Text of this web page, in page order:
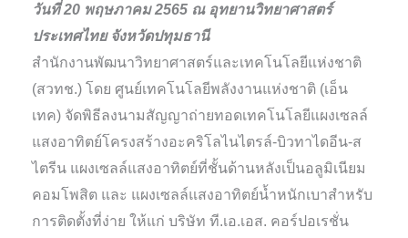
วันที่ 20 พฤษภาคม 2565 ณ อุทยานวิทยาศาสตร์
ประเทศไทย จังหวัดปทุมธานี
สำนักงานพัฒนาวิทยาศาสตร์และเทคโนโลยีแห่งชาติ
(สวทช.) โดย ศูนย์เทคโนโลยีพลังงานแห่งชาติ (เอ็น
เทค) จัดพิธีลงนามสัญญาถ่ายทอดเทคโนโลยีแผงเซลล์
แสงอาทิตย์โครงสร้างอะคริโลไนไตรล์-บิวทาไดอีน-ส
ไตรีน แผงเซลล์แสงอาทิตย์ที่ชั้นด้านหลังเป็นอลูมิเนียม
คอมโพสิต และ แผงเซลล์แสงอาทิตย์น้ำหนักเบาสำหรับ
การติดตั้งที่ง่าย ให้แก่ บริษัท ที.เอ.เอส. คอร์ปอเรชั่น